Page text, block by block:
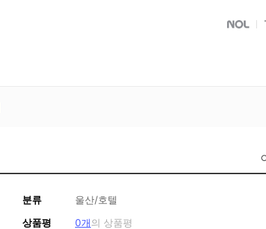
NOL
분류
울산/호텔
상품평
0개의 상품평